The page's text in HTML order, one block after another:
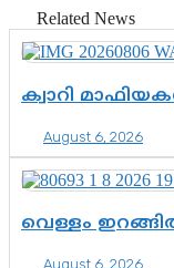
Related News
ക്വാറി
August 6, 2026
വെള്ളം
August 6, 2026